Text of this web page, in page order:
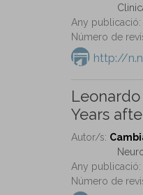
Any publicació:
Número de
http://
Leonardo
Years
Autor/s:
Any publicació:
Número de